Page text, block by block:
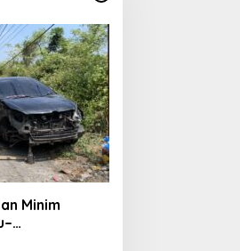
Minim
Innova